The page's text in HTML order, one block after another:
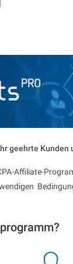
geehrte Kunden
Affiliate-